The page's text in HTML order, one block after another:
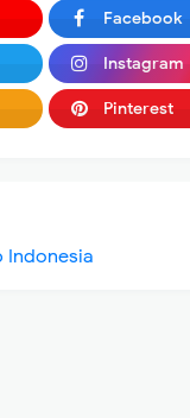
Facebook
Instagram
Pinterest